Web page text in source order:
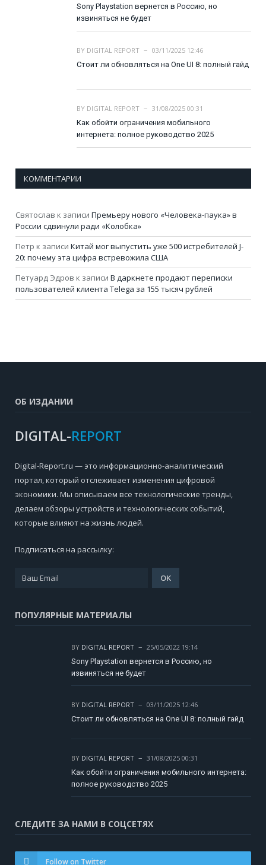
Sony Playstation вернется в Россию, но
извиняться не будет
BY DIGITAL REPORT
03/11/2025 12:46
Стоит ли обновляться на One UI 8: полный гайд
BY DIGITAL REPORT
31/08/2025 00:31
Как обойти ограничения мобильного
интернета: полное руководство 2025
КОММЕНТАРИИ
Святослав к записи Премьеру нового «Человека-паука» в
России сдвинули ради «Колобка»
Петр к записи Китай мог выпустить уже 500 истребителей J-
20: почему эта цифра встревожила США
Петуард Эдров к записи В даркнете продают переписки
пользователей клиента Telega за 155 тысяч рублей
ОБ ИЗДАНИИ
DIGITAL-REPORT
Digital-Report.ru — это информационно-аналитический
портал, который отслеживает изменения цифровой
экономики. Мы описываем все технологические тренды,
делаем обзоры устройств и технологических событий,
которые влияют на жизнь людей.
Подписаться на рассылку:
ПОПУЛЯРНЫЕ МАТЕРИАЛЫ
BY DIGITAL REPORT
25/05/2022 19:14
Sony Playstation вернется в Россию, но
извиняться не будет
BY DIGITAL REPORT
03/11/2025 12:46
Стоит ли обновляться на One UI 8: полный гайд
BY DIGITAL REPORT
31/08/2025 00:31
Как обойти ограничения мобильного интернета:
полное руководство 2025
СЛЕДИТЕ ЗА НАМИ В СОЦСЕТЯХ
Follow on Twitter